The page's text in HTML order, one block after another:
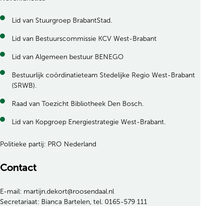
Lid van Stuurgroep BrabantStad.
Lid van Bestuurscommissie KCV West-Brabant
Lid van Algemeen bestuur BENEGO
Bestuurlijk coördinatieteam Stedelijke Regio West-Brabant
(SRWB).
Raad van Toezicht Bibliotheek Den Bosch.
Lid van Kopgroep Energiestrategie West-Brabant.
Politieke partij: PRO Nederland
Contact
E-mail: martijn.dekort@roosendaal.nl
Secretariaat: Bianca Bartelen, tel. 0165-579 111